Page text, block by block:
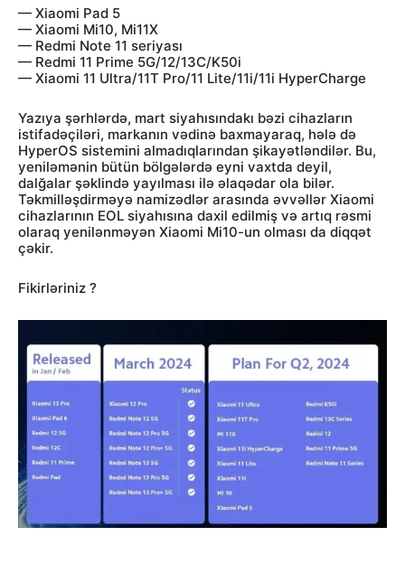
— Xiaomi Pad 5
— Xiaomi Mi10, Mi11X
— Redmi Note 11 seriyası
— Redmi 11 Prime 5G/12/13C/K50i
— Xiaomi 11 Ultra/11T Pro/11 Lite/11i/11i HyperCharge
Yazıya şərhlərdə, mart siyahısındakı bəzi cihazların
istifadəçiləri, markanın vədinə baxmayaraq, hələ də
HyperOS sistemini almadıqlarından şikayətləndilər. Bu,
yeniləmənin bütün bölgələrdə eyni vaxtda deyil,
dalğalar şəklində yayılması ilə əlaqədar ola bilər.
Təkmilləşdirməyə namizədlər arasında əvvəllər Xiaomi
cihazlarının EOL siyahısına daxil edilmiş və artıq rəsmi
olaraq yenilənməyən Xiaomi Mi10-un olması da diqqət
çəkir.
Fikirləriniz ?